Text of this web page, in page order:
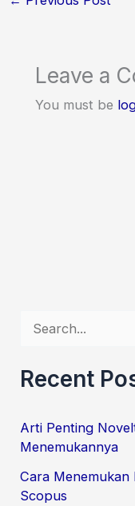
Leave a
You must be
a
c
f
Recent
Arti Penting
Menemukannya
Cara
Scopus